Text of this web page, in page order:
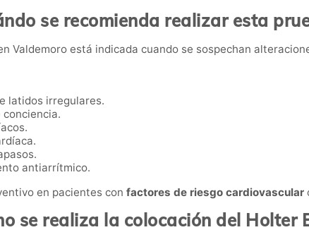
se recomienda realizar esta
Valdemoro está indicada cuando se sospechan
latidos irregulares.
conciencia.
antiarrítmico.
en pacientes con factores de riesgo cardiovascular
se realiza la colocación del Holter